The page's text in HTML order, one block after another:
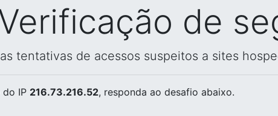
de
tentativas de acessos suspeitos a sites
do IP 216.73.216.52, responda ao desafio abaixo.